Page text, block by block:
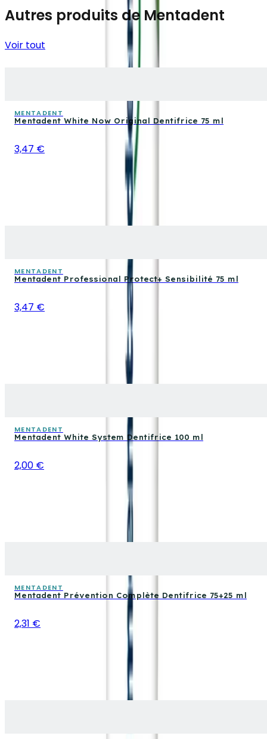
Autres produits de Mentadent
Voir tout
MENTADENT
Mentadent White Now Original Dentifrice 75 ml
3,47 €
MENTADENT
Mentadent Professional Protect+ Sensibilité 75 ml
3,47 €
MENTADENT
Mentadent White System Dentifrice 100 ml
2,00 €
MENTADENT
Mentadent Prévention Complète Dentifrice 75+25 ml
2,31 €